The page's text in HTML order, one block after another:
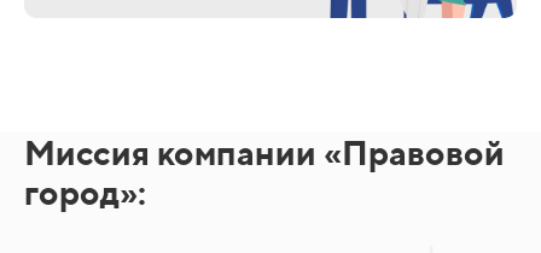
Миссия компании «Правовой
город»: